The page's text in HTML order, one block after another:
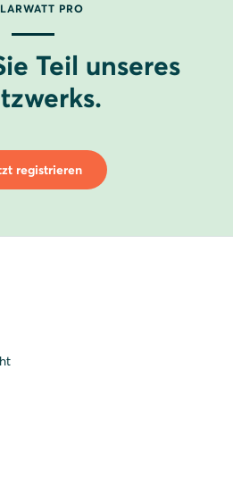
PRO
Teil unseres
registrieren